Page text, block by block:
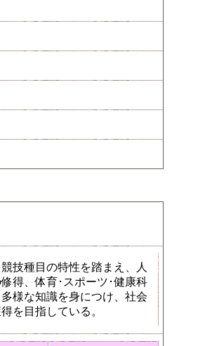
技種目の特性を踏まえ、人
得、体育･スポーツ･健康科
様な知識を身につけ、社会
を目指している。